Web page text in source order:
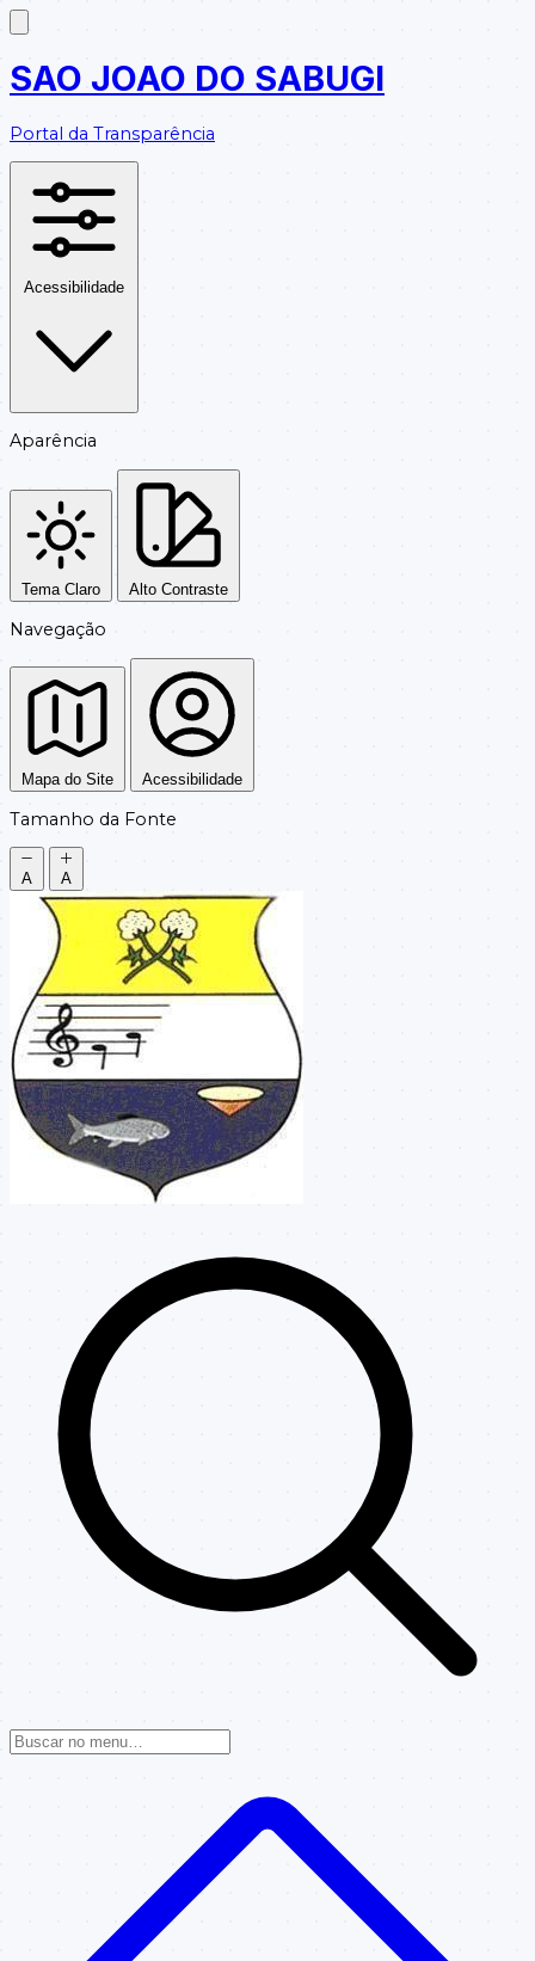
SAO JOAO DO SABUGI
Portal da Transparência
Acessibilidade
Aparência
Tema Claro Alto Contraste
Navegação
Mapa do Site Acessibilidade
Tamanho da Fonte
A A